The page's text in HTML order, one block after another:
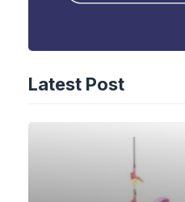
Latest Post